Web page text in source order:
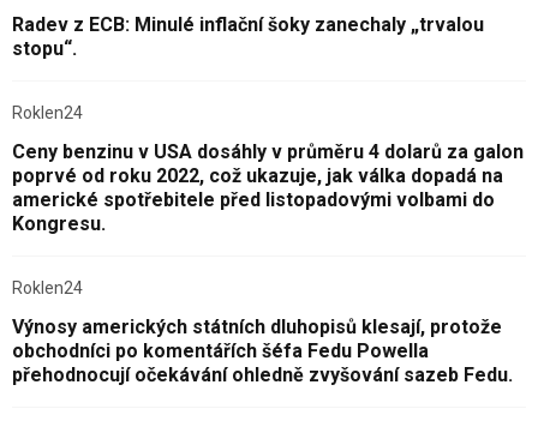
Radev z ECB: Minulé inflační šoky zanechaly „trvalou
stopu“.
Roklen24
Ceny benzinu v USA dosáhly v průměru 4 dolarů za galon
poprvé od roku 2022, což ukazuje, jak válka dopadá na
americké spotřebitele před listopadovými volbami do
Kongresu.
Roklen24
Výnosy amerických státních dluhopisů klesají, protože
obchodníci po komentářích šéfa Fedu Powella
přehodnocují očekávání ohledně zvyšování sazeb Fedu.